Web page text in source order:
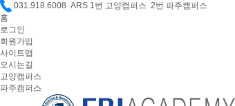
031.918.6008 ARS 1번 고양캠퍼스 2번 파주캠퍼스
홈
로그인
회원가입
사이트맵
오시는길
고양캠퍼스
파주캠퍼스